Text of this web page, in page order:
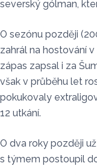
severský gólman,
O sezónu později
zahrál na hostování
zápas zapsal i za
však v průběhu let
pokukovaly
12 utkání.
O dva roky později
s týmem postoupil